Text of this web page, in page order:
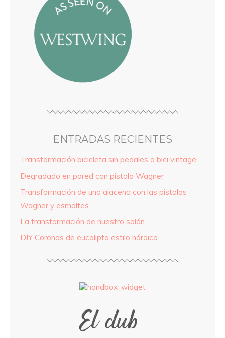
ENTRADAS RECIENTES
Transformación bicicleta sin pedales a bici vintage
Degradado en pared con pistola Wagner
Transformación de una alacena con las pistolas
Wagner y esmaltes
La transformación de nuestro salón
DIY Coronas de eucalipto estilo nórdico